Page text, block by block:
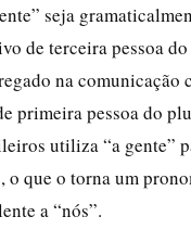
seja
de terceira pessoa
na comunicação
primeira pessoa do
utiliza “a gente”
o que o torna um
a “nós”.